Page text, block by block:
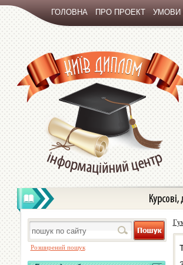
ГОЛОВНА ПРО ПРОЕКТ УМОВИ
Розширений пошук